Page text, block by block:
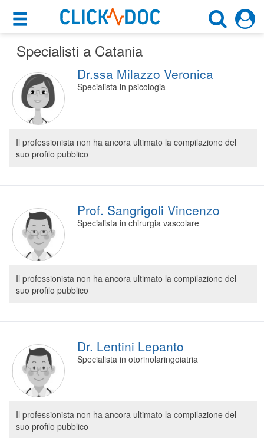
×
Motore di ricerca
×
Cerca uno specialista
Scegli specialità, prestazione o cognome
Cosa possiamo offrirti
Per i pazienti
Prenota una visita
Ricerca specialisti
Consulti online
Per gli specialisti
Prenotazioni online
Planner e rubrica in cloud
Segreteria virtuale
Specialisti a Catania
Dr.ssa Milazzo Veronica
Specialista in psicologia
Il professionista non ha ancora ultimato la compilazione del
suo profilo pubblico
Prof. Sangrigoli Vincenzo
Specialista in chirurgia vascolare
Il professionista non ha ancora ultimato la compilazione del
suo profilo pubblico
Dr. Lentini Lepanto
Specialista in otorinolaringoiatria
Il professionista non ha ancora ultimato la compilazione del
suo profilo pubblico